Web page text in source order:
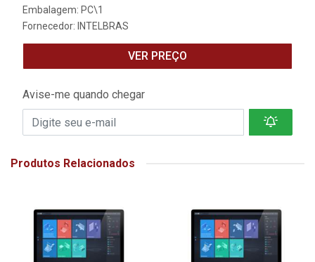
Embalagem: PC\1
Fornecedor: INTELBRAS
VER PREÇO
Avise-me quando chegar
Produtos Relacionados